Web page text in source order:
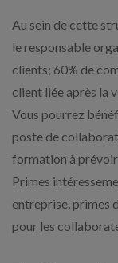
Au sein de cette
le responsable
clients; 60% de
client liée après la
Vous pourrez
poste de
formation à
Primes
entreprise, primes
pour les